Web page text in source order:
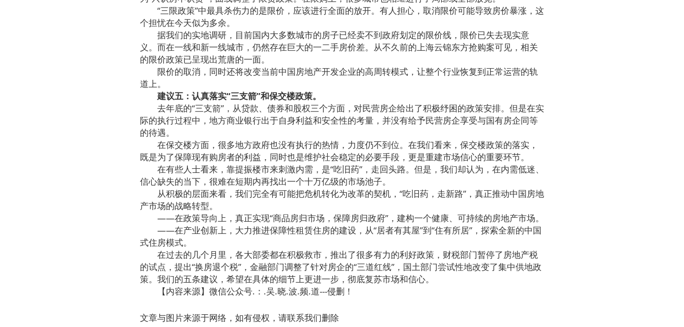
“三限政策”中最具杀伤力的是限价，应该进行全面的放开。有人担心，取消限价可能导致房价暴涨，这
个担忧在今天似为多余。
据我们的实地调研，目前国内大多数城市的房子已经卖不到政府划定的限价线，限价已失去现实意
义。而在一线和新一线城市，仍然存在巨大的一二手房价差。从不久前的上海云锦东方抢购案可见，相关
的限价政策已呈现出荒唐的一面。
限价的取消，同时还将改变当前中国房地产开发企业的高周转模式，让整个行业恢复到正常运营的轨
道上。
建议五：认真落实“三支箭”和保交楼政策。
去年底的“三支箭”，从贷款、债券和股权三个方面，对民营房企给出了积极纾困的政策安排。但是在实
际的执行过程中，地方商业银行出于自身利益和安全性的考量，并没有给予民营房企享受与国有房企同等
的待遇。
在保交楼方面，很多地方政府也没有执行的热情，力度仍不到位。在我们看来，保交楼政策的落实，
既是为了保障现有购房者的利益，同时也是维护社会稳定的必要手段，更是重建市场信心的重要环节。
在有些人士看来，靠提振楼市来刺激内需，是“吃旧药”，走回头路。但是，我们却认为，在内需低迷、
信心缺失的当下，很难在短期内再找出一个十万亿级的市场池子。
从积极的层面来看，我们完全有可能把危机转化为改革的契机，“吃旧药，走新路”，真正推动中国房地
产市场的战略转型。
——在政策导向上，真正实现“商品房归市场，保障房归政府”，建构一个健康、可持续的房地产市场。
——在产业创新上，大力推进保障性租赁住房的建设，从“居者有其屋”到“住有所居”，探索全新的中国
式住房模式。
在过去的几个月里，各大部委都在积极救市，推出了很多有力的利好政策，财税部门暂停了房地产税
的试点，提出“换房退个税”，金融部门调整了针对房企的“三道红线”，国土部门尝试性地改变了集中供地政
策。我们的五条建议，希望在具体的细节上更进一步，彻底复苏市场和信心。
【内容来源】微信公众号.：.吴.晓.波.频.道---侵删！
文章与图片来源于网络，如有侵权，请联系我们删除